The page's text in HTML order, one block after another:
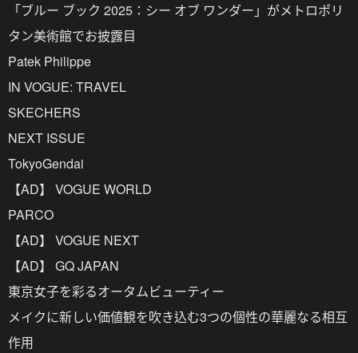
「ブルー ブック 2025：シー オブ ワンダー」がメトロポリ
タン美術館でお披露目
Patek Philippe
IN VOGUE: TRAVEL
SKECHERS
NEXT ISSUE
TokyoGendai
【AD】 VOGUE WORLD
PARCO
【AD】 VOGUE NEXT
【AD】 GQ JAPAN
東京女子を彩るオータムビューティー
メイクに新しい価値観を吹き込む3つの個性の華麗なる相互
作用